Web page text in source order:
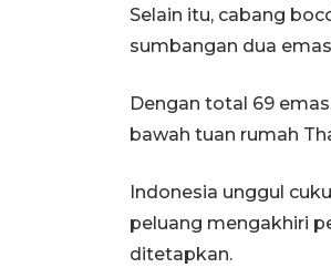
Selain itu, cabang
sumbangan dua
Dengan total 69
bawah tuan rumah
Indonesia unggul
peluang mengakhiri
ditetapkan.